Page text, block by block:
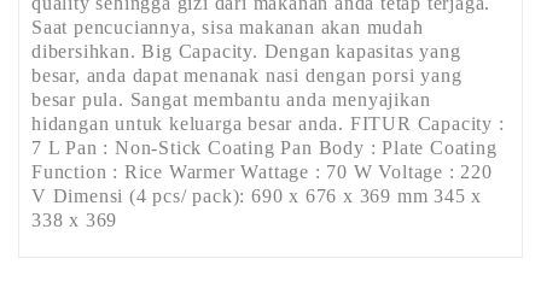
Saat pencuciannya, sisa makanan akan mudah
dibersihkan. Big Capacity. Dengan kapasitas yang
besar, anda dapat menanak nasi dengan porsi yang
besar pula. Sangat membantu anda menyajikan
hidangan untuk keluarga besar anda. FITUR Capacity :
7 L Pan : Non-Stick Coating Pan Body : Plate Coating
Function : Rice Warmer Wattage : 70 W Voltage : 220
V Dimensi (4 pcs/ pack): 690 x 676 x 369 mm 345 x
338 x 369